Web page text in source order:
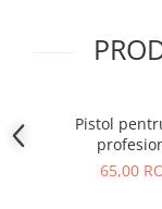
Erbicid
Pistol
65,00